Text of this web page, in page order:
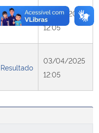
Seleção
03/04/2025
12:05
Resultado
03/04/2025
12:05